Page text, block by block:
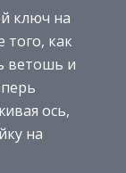
ключ на
того, как
ветошь и
ось,
на